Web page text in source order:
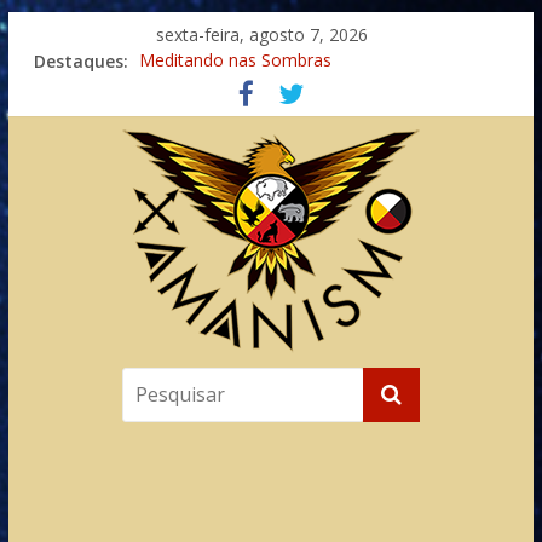
sexta-feira, agosto 7, 2026
Destaques: Meditando nas Sombras
Autosuficiência: A Jornada do Espírito Ancestral
Xamanismo Universal
Totens – Caminho Espiritual – Crescimento
Imaginação na Cura